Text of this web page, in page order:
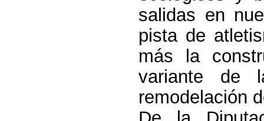
salidas en
pista de
más la
variante de
remodelación